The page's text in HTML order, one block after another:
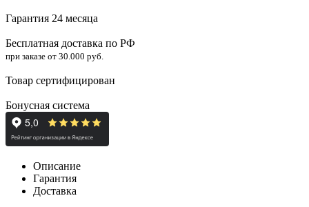
Гарантия 24 месяца
Бесплатная доставка по РФ
при заказе от 30.000 руб.
Товар сертифицирован
Бонусная система
Описание
Гарантия
Доставка